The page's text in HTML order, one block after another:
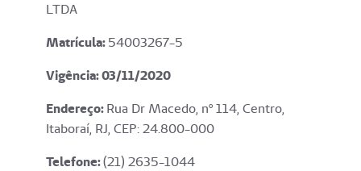
LTDA
Matrícula:54003267-5
Vigência: 03/11/2020
Endereço:Rua Dr Macedo, nº 114, Centro,
Itaboraí, RJ, CEP: 24.800-000
Telefone:(21) 2635-1044